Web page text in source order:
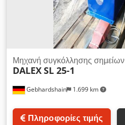
Gebhardshain 1.699 km
Μηχανή συγκόλλησης σημείων
DALEXSL 25-1
Πληροφορίες τιμής